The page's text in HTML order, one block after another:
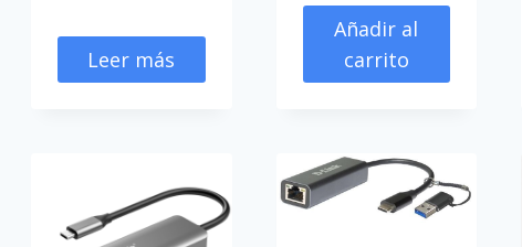
Leer más
Añadir al
carrito